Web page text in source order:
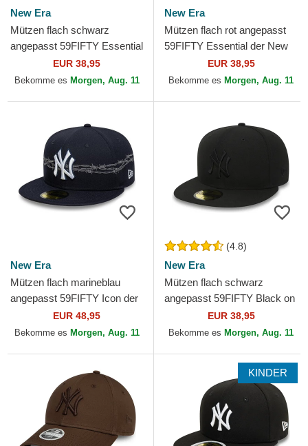
New Era
Mützen flach schwarz
angepasst 59FIFTY Essential
der New York Yankees MLB
von New Era
EUR 38,95
Bekomme es Morgen, Aug. 11
New Era
Mützen flach rot angepasst
59FIFTY Essential der New
York Yankees MLB von New
Era
EUR 38,95
Bekomme es Morgen, Aug. 11
New Era
Mützen flach marineblau
angepasst 59FIFTY Icon der
New York Yankees MLB von
New Era
EUR 48,95
Bekomme es Morgen, Aug. 11
(4.8)
New Era
Mützen flach schwarz
angepasst 59FIFTY Black on
Black der New York Yankees
MLB von New Era
EUR 38,95
Bekomme es Morgen, Aug. 11
KINDER